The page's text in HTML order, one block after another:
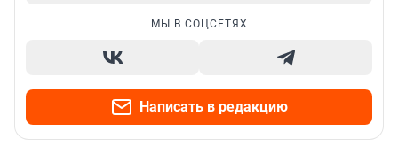
МЫ В СОЦСЕТЯХ
Написать в редакцию